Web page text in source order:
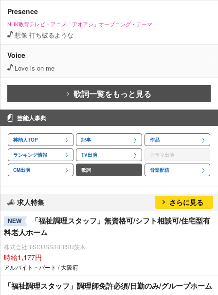
Presence
NHK教育テレビ・アニメ「アオアシ」オープニング・テーマ
想像 打ち破るような
Voice
Love is on me
歌詞一覧をもっと見る
芸能人事典
芸能人TOP 記事 作品
ランキング情報 TV出演 ドラマ出演
CM出演 歌詞 音楽配信
求人特集 さらに見る
NEW
「福祉調理スタッフ」無資格可/シフト相談可/住宅型有
料老人ホーム
株式会社BISCUSS/HIBISU茨木
時給1,177円
アルバイト・パート / 大阪府
「福祉調理スタッフ」調理師免許必須/日勤のみ/グループホーム